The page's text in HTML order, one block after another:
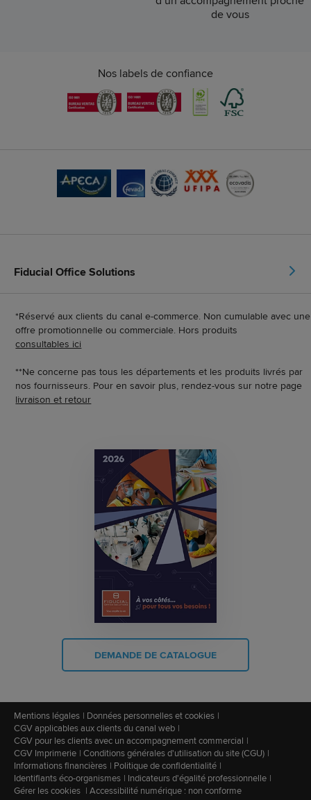
de vous
Nos labels de confiance
Fiducial Office Solutions
*Réservé aux clients du canal e-commerce. Non cumulable avec une
offre promotionnelle ou commerciale. Hors produits
consultables ici
**Ne concerne pas tous les départements et les produits livrés par
nos fournisseurs. Pour en savoir plus, rendez-vous sur notre page
livraison et retour
DEMANDE DE CATALOGUE
Mentions légales
Données personnelles et cookies
CGV applicables aux clients du canal web
CGV pour les clients avec un accompagnement commercial
CGV Imprimerie Conditions générales d'utilisation du site (CGU)
Informations financières
Politique de confidentialité
Identifiants éco-organismes
Indicateurs d'égalité professionnelle
Gérer les cookies
Accessibilité numérique : non conforme